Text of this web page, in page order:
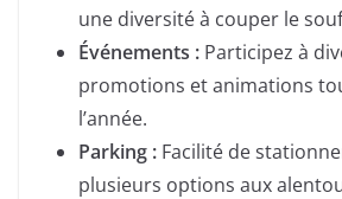
une diversité à couper le
Événements : Participez à
promotions et animations
l’année.
Parking : Facilité de
plusieurs options aux